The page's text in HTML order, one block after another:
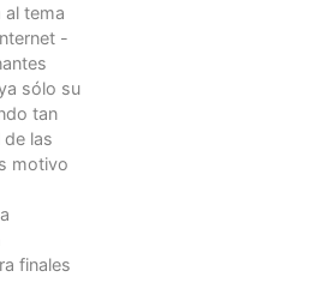
al tema
-
sólo su
tan
las
motivo
finales